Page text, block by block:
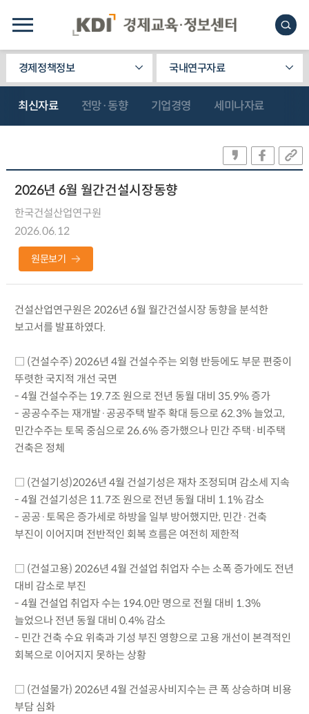
경제정책정보 국내연구자료
최신자료 전망·동향 기업경영 세미나자료
2026년 6월 월간건설시장동향
한국건설산업연구원
2026.06.12
원문보기
건설산업연구원은 2026년 6월 월간건설시장 동향을 분석한
보고서를 발표하였다.
□ (건설수주) 2026년 4월 건설수주는 외형 반등에도 부문 편중이
뚜렷한 국지적 개선 국면
- 4월 건설수주는 19.7조 원으로 전년 동월 대비 35.9% 증가
- 공공수주는 재개발·공공주택 발주 확대 등으로 62.3% 늘었고,
민간수주는 토목 중심으로 26.6% 증가했으나 민간 주택·비주택
건축은 정체
□ (건설기성)2026년 4월 건설기성은 재차 조정되며 감소세 지속
- 4월 건설기성은 11.7조 원으로 전년 동월 대비 1.1% 감소
- 공공·토목은 증가세로 하방을 일부 방어했지만, 민간·건축
부진이 이어지며 전반적인 회복 흐름은 여전히 제한적
□ (건설고용) 2026년 4월 건설업 취업자 수는 소폭 증가에도 전년
대비 감소로 부진
- 4월 건설업 취업자 수는 194.0만 명으로 전월 대비 1.3%
늘었으나 전년 동월 대비 0.4% 감소
- 민간 건축 수요 위축과 기성 부진 영향으로 고용 개선이 본격적인
회복으로 이어지지 못하는 상황
□ (건설물가) 2026년 4월 건설공사비지수는 큰 폭 상승하며 비용
부담 심화